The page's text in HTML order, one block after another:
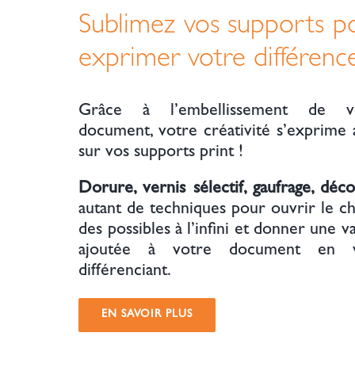
Sublimez vos supports
exprimer votre
Grâce à l’embellissement de
document, votre créativité s’exprime
sur vos supports print !
Dorure, vernis sélectif, gaufrage,
autant de techniques pour ouvrir le
des possibles à l’infini et donner une
ajoutée à votre document en
différenciant.
EN SAVOIR PLUS